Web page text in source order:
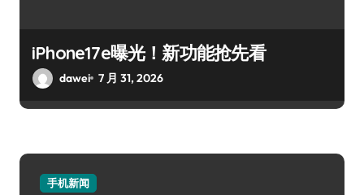
iPhone17e曝光！新功能抢先看
dawei 7 月 31, 2026
手机新闻